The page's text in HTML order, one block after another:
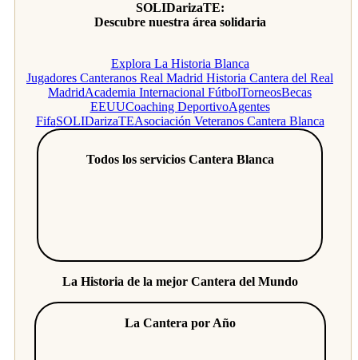
SOLIDarizaTE:
Descubre nuestra área solidaria
Explora La Historia Blanca
Jugadores Canteranos Real Madrid Historia Cantera del Real
MadridAcademia Internacional FútbolTorneosBecas
EEUUCoaching DeportivoAgentes
FifaSOLIDarizaTEAsociación Veteranos Cantera Blanca
Todos los servicios Cantera Blanca
La Historia de la mejor Cantera del Mundo
La Cantera por Año